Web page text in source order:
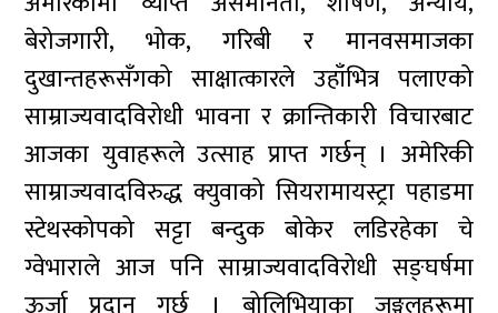
बेरोजगारी, भोक, गरिबी र मानवसमाजका
दुखान्तहरूसँगको साक्षात्कारले उहाँभित्र पलाएको
साम्राज्यवादविरोधी भावना र क्रान्तिकारी विचारबाट
आजका युवाहरूले उत्साह प्राप्त गर्छन् । अमेरिकी
साम्राज्यवादविरुद्ध क्युवाको सियरामायस्ट्रा पहाडमा
स्टेथस्कोपको सट्टा बन्दुक बोकेर लडिरहेका चे
ग्वेभाराले आज पनि साम्राज्यवादविरोधी सङ्घर्षमा